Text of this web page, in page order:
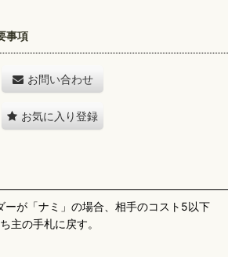
事項
お問い合わせ
お気に入り登録
ーが「ナミ」の場合、相手のコスト5以下
主の手札に戻す。